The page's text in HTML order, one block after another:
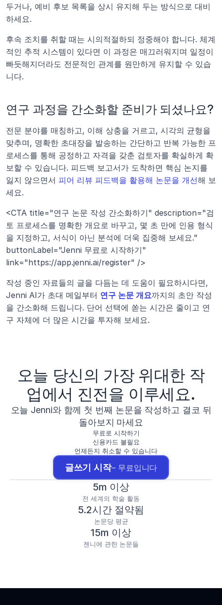
두거나, 예비 후보 목록을 상시 유지해 두는 방식으로 대비
하세요.
후속 조치를 취할 때는 시의적절하되 정중해야 합니다. 체계
적인 추적 시스템이 있다면 이 과정은 매끄러워지며 일정이
빠듯해지더라도 전문적인 관계를 원만하게 유지할 수 있습
니다.
연구 과정을 간소화할 준비가 되셨나요?
전문 분야를 매칭하고, 이해 상충을 거르고, 시각의 균형을
맞추며, 명확한 초대장을 발송하는 간단하고 반복 가능한 프
로세스를 통해 공정하고 자격을 갖춘 검토자를 확실하게 확
보할 수 있습니다. 피드백 보고서가 도착하면 핵심 논지를
잃지 않으면서 피어 리뷰 피드백을 활용해 논문을 개선해 보
세요.
<CTA title="연구 논문 작성 간소화하기" description="검
토 프로세스를 명확한 개요로 바꾸고, 몇 초 만에 인용 형식
을 지정하고, 서식이 아닌 분석에 더욱 집중해 보세요."
buttonLabel="Jenni 무료로 시작하기"
link="https://app.jenni.ai/register" />
작성 중인 자료들의 글을 다듬는 데 도움이 필요하시다면,
Jenni AI가 초대 메일부터 연구 논문 개요까지의 초안 작성
을 간소화해 드립니다. 단어 선택에 쏟는 시간은 줄이고 연
구 자체에 더 많은 시간을 투자해 보세요.
오늘 당신의 가장 위대한 작
업에서 진전을 이루세요.
오늘 Jenni와 함께 첫 번째 논문을 작성하고 결코 뒤
돌아보지 마세요
무료로 시작하기
신용카드 불필요
언제든지 취소할 수 있습니다
글쓰기 시작– 무료입니다
5m 이상
전 세계의 학술 활동
5.2시간 절약됨
논문당 평균
15m 이상
젠니에 관한 논문들